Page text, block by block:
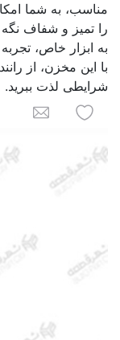
مناسب، به شما
را تمیز و شفاف
به ابزار خاص،
با این مخزن، از
شرایطی لذت ببرید.
به لیست علاقه
برای